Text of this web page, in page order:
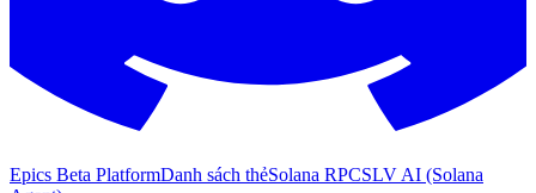
Epics Beta PlatformDanh sách thẻSolana RPCSLV AI (Solana